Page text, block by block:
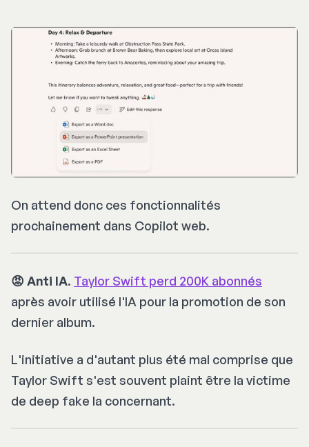
On attend donc ces fonctionnalités
prochainement dans Copilot web.
😡 Anti IA. Taylor Swift perd 200K abonnés
après avoir utilisé l'IA pour la promotion de son
dernier album.
L'initiative a d'autant plus été mal comprise que
Taylor Swift s'est souvent plaint être la victime
de deep fake la concernant.